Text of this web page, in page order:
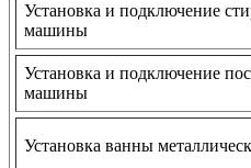
Установка и подключение
машины
Установка и подключение
машины
Установка ванны